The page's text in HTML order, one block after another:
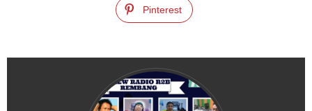
Pinterest